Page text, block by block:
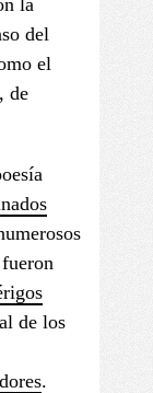
la
del
el
, de
de los
.